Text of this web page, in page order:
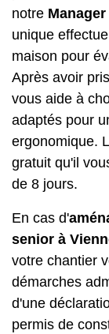
notre
unique
maison pour
Après avoir
vous aide à
adaptés pour
ergonomique.
gratuit qu'il
de 8 jours.
En cas d'
senior à
votre chantier
démarches
d'une
permis de